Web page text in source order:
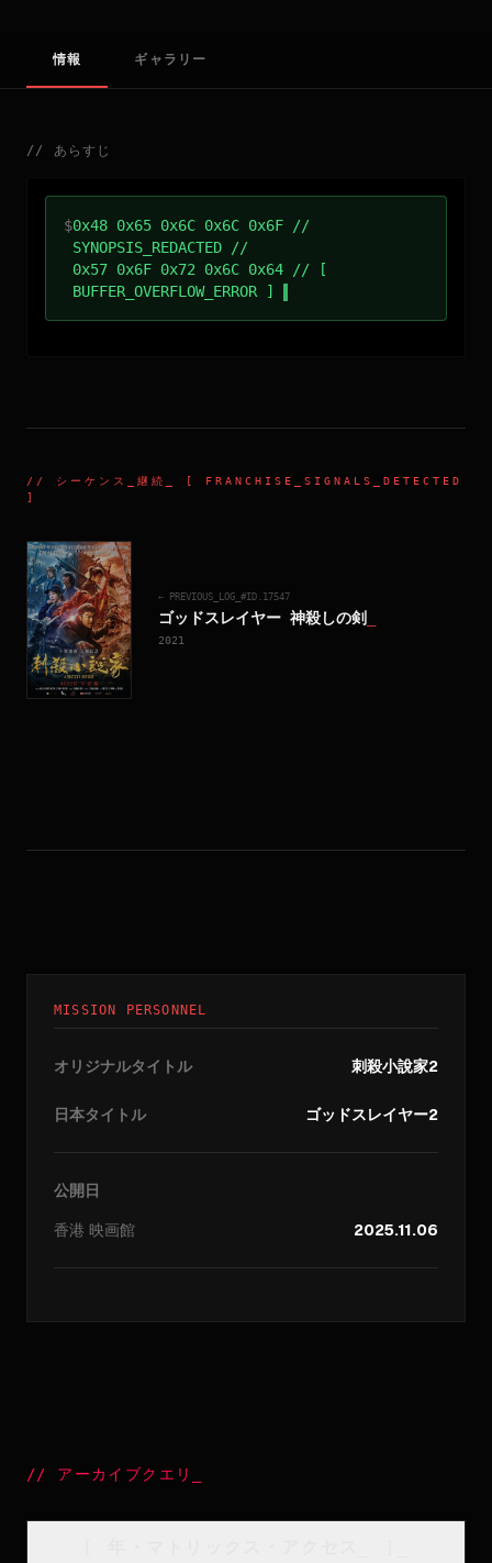
情報 ギャラリー
// あらすじ
$0x48 0x65 0x6C 0x6C 0x6F //
SYNOPSIS_REDACTED //
0x57 0x6F 0x72 0x6C 0x64 // [
BUFFER_OVERFLOW_ERROR ]
// シーケンス_継続
_ [ FRANCHISE_SIGNALS_DETECTED
]
← PREVIOUS_LOG_#ID. 17547
ゴッドスレイヤー 神殺しの剣
2021
MISSION PERSONNEL
オリジナルタイトル 刺殺小說家2
日本タイトル ゴッドスレイヤー2
公開日
香港 映画館 2025.11.06
// アーカイブクエリ